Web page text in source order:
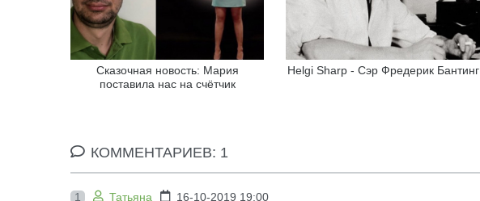
Сказочная новость: Мария
поставила нас на счётчик
Helgi Sharp - Сэр Фредерик Бантинг
КОММЕНТАРИЕВ: 1
1 Татьяна 16-10-2019 19:00